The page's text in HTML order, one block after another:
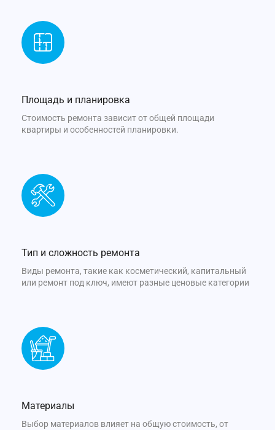
Площадь и планировка
Стоимость ремонта зависит от общей площади
квартиры и особенностей планировки.
Тип и сложность ремонта
Виды ремонта, такие как косметический, капитальный
или ремонт под ключ, имеют разные ценовые категории
Материалы
Выбор материалов влияет на общую стоимость, от